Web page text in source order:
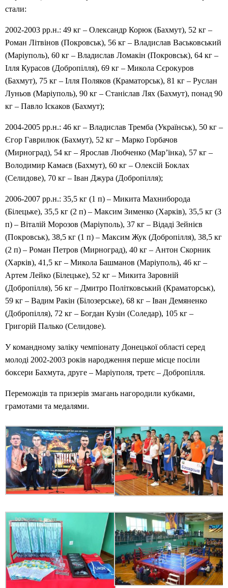
стали:
2002-2003 рр.н.: 49 кг – Олександр Корюк (Бахмут), 52 кг –
Роман Літвінов (Покровськ), 56 кг – Владислав Васьковський
(Маріуполь), 60 кг – Владислав Ломакін (Покровськ), 64 кг –
Ілля Курасов (Добропілля), 69 кг – Микола Сєрокуров
(Бахмут), 75 кг – Ілля Поляков (Краматорськ), 81 кг – Руслан
Луньов (Маріуполь), 90 кг – Станіслав Лях (Бахмут), понад 90
кг – Павло Іскаков (Бахмут);
2004-2005 рр.н.: 46 кг – Владислав Тремба (Українськ), 50 кг –
Єгор Гаврилюк (Бахмут), 52 кг – Марко Горбачов
(Мирноград), 54 кг – Ярослав Любченко (Мар’їнка), 57 кг –
Володимир Камаєв (Бахмут), 60 кг – Олексій Боклах
(Селидове), 70 кг – Іван Джура (Добропілля);
2006-2007 рр.н.: 35,5 кг (1 п) – Микита Махниборода
(Білецьке), 35,5 кг (2 п) – Максим Зименко (Харків), 35,5 кг (3
п) – Віталій Морозов (Маріуполь), 37 кг – Відаді Зейнієв
(Покровськ), 38,5 кг (1 п) – Максим Жук (Добропілля), 38,5 кг
(2 п) – Роман Петров (Мирноград), 40 кг – Антон Скорник
(Харків), 41,5 кг – Микола Башманов (Маріуполь), 46 кг –
Артем Лейко (Білецьке), 52 кг – Микита Заровній
(Добропілля), 56 кг – Дмитро Політковський (Краматорськ),
59 кг – Вадим Ракін (Білозерське), 68 кг – Іван Демяненко
(Добропілля), 72 кг – Богдан Кузін (Соледар), 105 кг –
Григорій Палько (Селидове).
У командному заліку чемпіонату Донецької області серед
молоді 2002-2003 років народження перше місце посіли
боксери Бахмута, друге – Маріуполя, третє – Добропілля.
Переможців та призерів змагань нагородили кубками,
грамотами та медалями.